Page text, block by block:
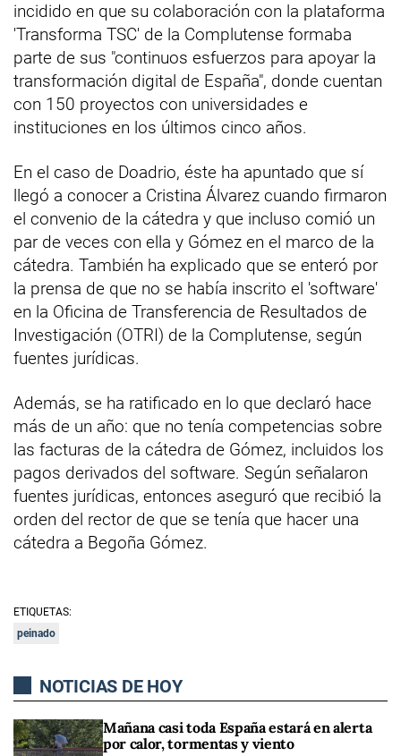
incidido en que su colaboración con la plataforma
'Transforma TSC' de la Complutense formaba
parte de sus "continuos esfuerzos para apoyar la
transformación digital de España", donde cuentan
con 150 proyectos con universidades e
instituciones en los últimos cinco años.
En el caso de Doadrio, éste ha apuntado que sí
llegó a conocer a Cristina Álvarez cuando firmaron
el convenio de la cátedra y que incluso comió un
par de veces con ella y Gómez en el marco de la
cátedra. También ha explicado que se enteró por
la prensa de que no se había inscrito el 'software'
en la Oficina de Transferencia de Resultados de
Investigación (OTRI) de la Complutense, según
fuentes jurídicas.
Además, se ha ratificado en lo que declaró hace
más de un año: que no tenía competencias sobre
las facturas de la cátedra de Gómez, incluidos los
pagos derivados del software. Según señalaron
fuentes jurídicas, entonces aseguró que recibió la
orden del rector de que se tenía que hacer una
cátedra a Begoña Gómez.
ETIQUETAS:
peinado
NOTICIAS DE HOY
Mañana casi toda España estará en alerta
por calor, tormentas y viento